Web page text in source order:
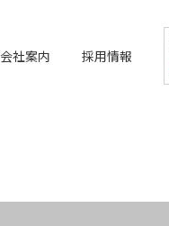
会社案内 採用情報